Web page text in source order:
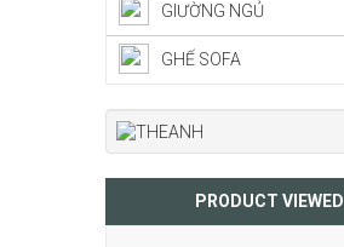
GIƯỜNG NGỦ
GHẾ SOFA
PRODUCT VIEWED